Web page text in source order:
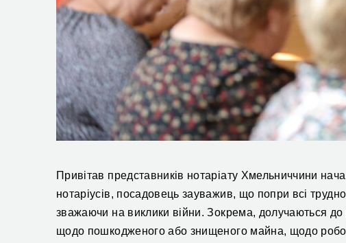
Привітав представників нотаріату Хмельниччини
нотаріусів, посадовець зауважив, що попри всі
зважаючи на виклики війни. Зокрема, долучаються до
щодо пошкодженого або знищеного майна, щодо